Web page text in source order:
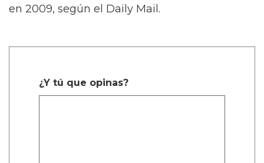
en 2009, según el Daily Mail.
¿Y tú que opinas?